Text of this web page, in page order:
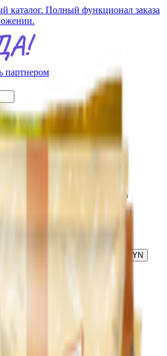
каталог. Полный функционал заказа
партнером
Подушечки «Витьба» пломбир
начинкой
шоколадной начинкой
BYN
с молоком